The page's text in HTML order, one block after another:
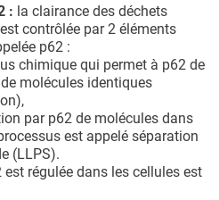
: la clairance des déchets
contrôlée par 2 éléments
p62 :
chimique qui permet à p62 de
molécules identiques
par p62 de molécules dans
est appelé séparation
(LLPS).
régulée dans les cellules est